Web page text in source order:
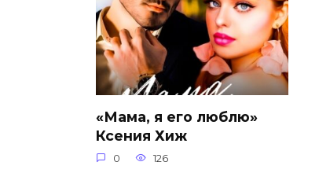
«Мама, я его люблю»
Ксения Хиж
0 126